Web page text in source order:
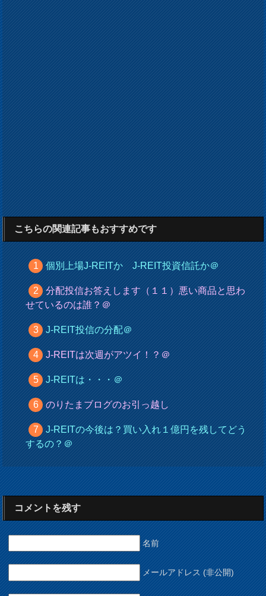
こちらの関連記事もおすすめです
個別上場J-REITか J-REIT投資信託か＠
分配投信お答えします（１１）悪い商品と思わ
せているのは誰？＠
J-REIT投信の分配＠
J-REITは次週がアツイ！？＠
J-REITは・・・＠
のりたまブログのお引っ越し
J-REITの今後は？買い入れ１億円を残してどう
するの？＠
コメントを残す
名前
メールアドレス (非公開)